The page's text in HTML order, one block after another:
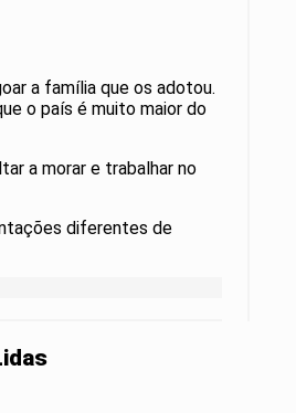
a família que os adotou.
o país é muito maior do
a morar e trabalhar no
diferentes de